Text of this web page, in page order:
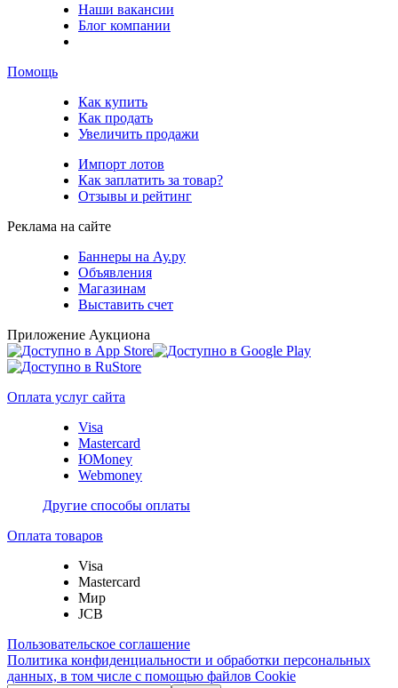
Наши вакансии
Блог компании
Помощь
Как купить
Как продать
Увеличить продажи
Импорт лотов
Как заплатить за товар?
Отзывы и рейтинг
Реклама на сайте
Баннеры на Ау.ру
Объявления
Магазинам
Выставить счет
Приложение Аукциона
Оплата услуг сайта
Visa
Mastercard
ЮMoney
Webmoney
Другие способы оплаты
Оплата товаров
Visa
Mastercard
Мир
JCB
Пользовательское соглашение
Политика конфиденциальности и обработки персональных
данных, в том числе с помощью файлов Cookie